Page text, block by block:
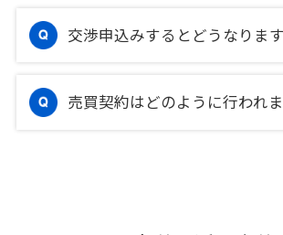
交渉申込みするとどうなりま
売買契約はどのように行われ